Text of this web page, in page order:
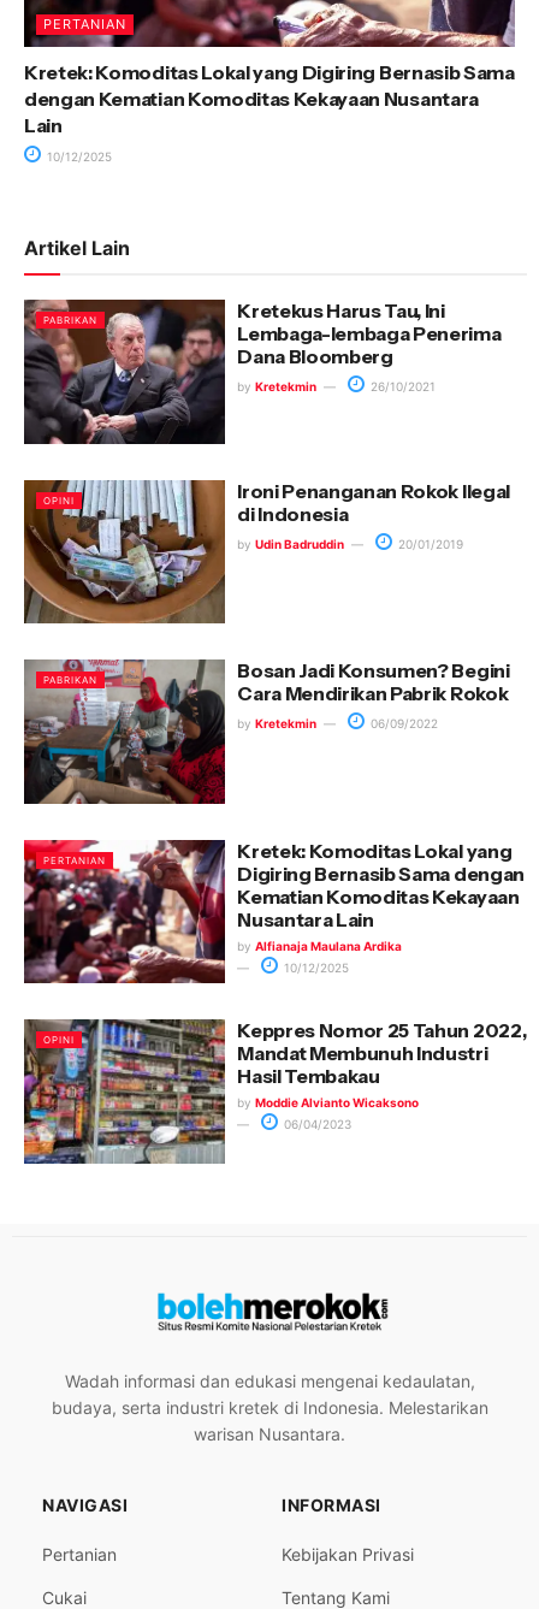
PERTANIAN
Kretek: Komoditas Lokal yang Digiring Bernasib Sama
dengan Kematian Komoditas Kekayaan Nusantara
Lain
10/12/2025
Artikel Lain
PABRIKAN
Kretekus Harus Tau, Ini
Lembaga-lembaga Penerima
Dana Bloomberg
by Kretekmin 26/10/2021
OPINI
Ironi Penanganan Rokok Ilegal
di Indonesia
by Udin Badruddin 20/01/2019
PABRIKAN
Bosan Jadi Konsumen? Begini
Cara Mendirikan Pabrik Rokok
by Kretekmin 06/09/2022
PERTANIAN
Kretek: Komoditas Lokal yang
Digiring Bernasib Sama dengan
Kematian Komoditas Kekayaan
Nusantara Lain
by Alfianaja Maulana Ardika
10/12/2025
OPINI
Keppres Nomor 25 Tahun 2022,
Mandat Membunuh Industri
Hasil Tembakau
by Moddie Alvianto Wicaksono
06/04/2023
Wadah informasi dan edukasi mengenai kedaulatan,
budaya, serta industri kretek di Indonesia. Melestarikan
warisan Nusantara.
NAVIGASI
Pertanian
Cukai
INFORMASI
Kebijakan Privasi
Tentang Kami